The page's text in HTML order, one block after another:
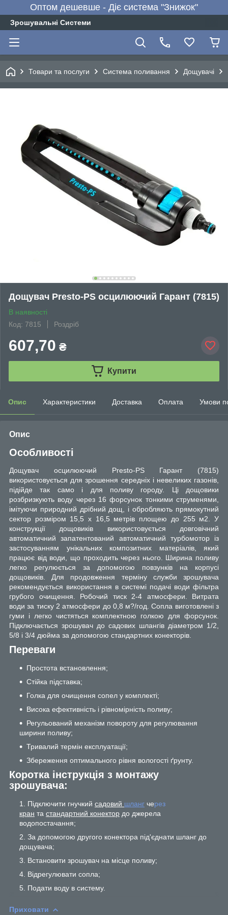
Оптом дешевше - Діє система "Знижок"
Зрошувальні Системи
Товари та послуги Система поливання Дощувачі
Дощувач Presto-PS осцилюючий Гарант (7815)
В наявності
Код: 7815
Роздріб
607,70 ₴
Купити
Опис Характеристики Доставка Оплата Умови
Опис
Особливості
Дощувач осцилюючий Presto-PS Гарант (7815)
використовується для зрошення середніх і невеликих газонів,
підійде так само і для поливу городу. Ці дощовики
розбризкують воду через 16 форсунок тонкими струменями,
імітуючи природний дрібний дощ, і обробляють прямокутний
сектор розміром 15,5 х 16,5 метрів площею до 255 м2. У
конструкції дощовиків використовується довговічний
автоматичний запатентований автоматичний турбомотор із
застосуванням унікальних композитних матеріалів, який
працює від води, що проходить через нього. Ширина поливу
легко регулюється за допомогою повзунків на корпусі
дощовиків. Для продовження терміну служби зрошувача
рекомендується використання в системі подачі води фільтра
грубого очищення. Робочий тиск 2-4 атмосфери. Витрата
води за тиску 2 атмосфери до 0,8 м?/год. Сопла виготовлені з
гуми і легко чистяться комплектною голкою для форсунок.
Підключається зрошувач до садових шлангів діаметром 1/2,
5/8 і 3/4 дюйма за допомогою стандартних конекторів.
Переваги
Простота встановлення;
Стійка підставка;
Голка для очищення сопел у комплекті;
Висока ефективність і рівномірність поливу;
Регульований механізм повороту для регулювання
ширини поливу;
Тривалий термін експлуатації;
Збереження оптимального рівня вологості ґрунту.
Коротка інструкція з монтажу
зрошувача:
Підключити гнучкий садовий шланг через
кран та стандартний конектор до джерела
водопостачання;
За допомогою другого конектора під'єднати шланг до
дощувача;
Встановити зрошувач на місце поливу;
Відрегулювати сопла;
Подати воду в систему.
Приховати